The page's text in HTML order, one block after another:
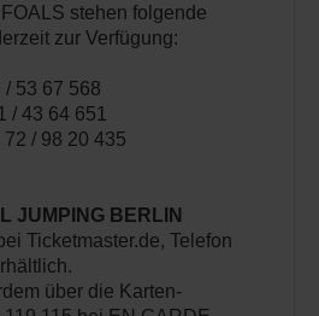
stehen folgende
zur Verfügung:
/ 53 67 568
/ 43 64 651
/ 98 20 435
JUMPING BERLIN
Ticketmaster.de, Telefon
über die Karten-